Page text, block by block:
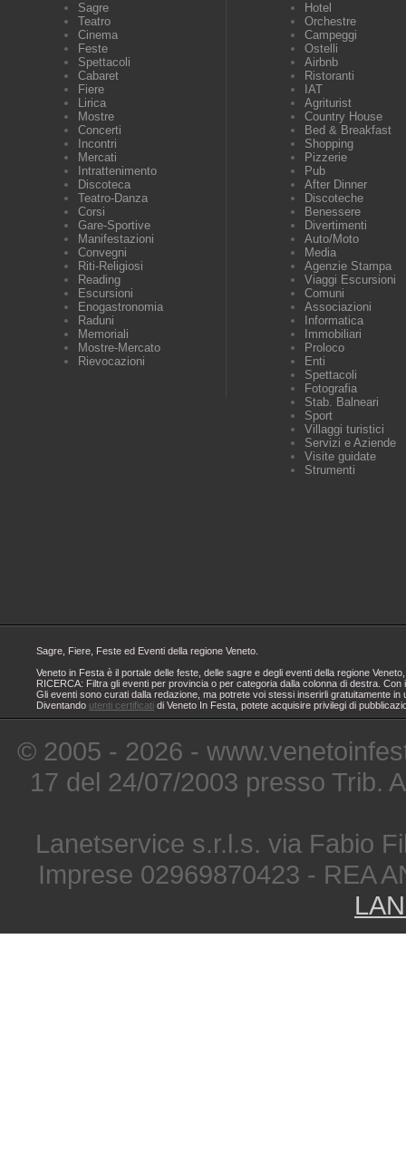
Sagre
Teatro
Cinema
Feste
Spettacoli
Cabaret
Fiere
Lirica
Mostre
Concerti
Incontri
Mercati
Intrattenimento
Discoteca
Teatro-Danza
Corsi
Gare-Sportive
Manifestazioni
Convegni
Riti-Religiosi
Reading
Escursioni
Enogastronomia
Raduni
Memoriali
Mostre-Mercato
Rievocazioni
Hotel
Orchestre
Campeggi
Ostelli
Airbnb
Ristoranti
IAT
Agriturist
Country House
Bed & Breakfast
Shopping
Pizzerie
Pub
After Dinner
Discoteche
Benessere
Divertimenti
Auto/Moto
Media
Agenzie Stampa
Viaggi Escursioni
Comuni
Associazioni
Informatica
Immobiliari
Proloco
Enti
Spettacoli
Fotografia
Stab. Balneari
Sport
Villaggi turistici
Servizi e Aziende
Visite guidate
Strumenti
Sagre, Fiere, Feste ed Eventi della regione Veneto.
Veneto in Festa è il portale delle feste, delle sagre e degli eventi della regione
RICERCA: Filtra gli eventi per provincia o per categoria dalla colonna di destra.
Gli eventi sono curati dalla redazione, ma potrete voi stessi inserirli gratuitamente
Diventando utenti certificati di Veneto In Festa, potete acquisire privilegi di
© 2005 - 2026 -
17 del 24/07/2003 presso Trib.
Lanetservice s.r.l.s. via Fabio
Imprese 02969870423 - REA